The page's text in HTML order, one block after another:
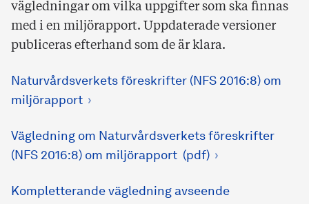
vägledningar om vilka uppgifter som ska finnas
med i en miljörapport. Uppdaterade versioner
publiceras efterhand som de är klara.
Naturvårdsverkets föreskrifter (NFS 2016:8) om
miljörapport
Vägledning om Naturvårdsverkets föreskrifter
(NFS 2016:8) om miljörapport (pdf)
Kompletterande vägledning avseende